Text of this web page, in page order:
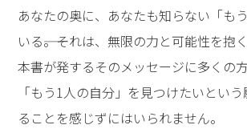
あなたの奥に、あなたも知らない「も
いる――。それは、無限の力と可能性を抱
本書が発するそのメッセージに多くの
「もう1人の自分」を見つけたいとい
ることを感じずにはいられません。